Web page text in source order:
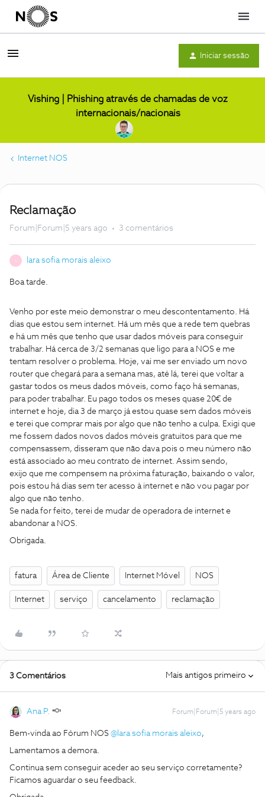
Menu
Iniciar sessão
Vishing | Phishing através de chamadas de voz
internacionais/nacionais
Internet NOS
Reclamação
Forum|Forum|5 years ago 3 comentários
lara sofia morais aleixo
Boa tarde.
Venho por este meio demonstrar o meu descontentamento. Há
dias que estou sem internet. Há um mês que a rede tem quebras
e há um mês que tenho que usar dados móveis para conseguir
trabalhar. Há cerca de 3/2 semanas que ligo para a NOS e me
tentam resolver o problema. Hoje, vai me ser enviado um novo
router que chegará para a semana mas, até lá, terei que voltar a
gastar todos os meus dados móveis, como faço há semanas,
para poder trabalhar. Eu pago todos os meses quase 20€ de
internet e hoje, dia 3 de março já estou quase sem dados móveis
e terei que comprar mais por algo que não tenho a culpa. Exigi que
me fossem dados novos dados móveis gratuitos para que me
compensassem, disseram que não dava pois o meu número não
está associado ao meu contrato de internet. Assim sendo,
exijo que me compensem na próxima faturação, baixando o valor,
pois estou há dias sem ter acesso à internet e não vou pagar por
algo que não tenho.
Se nada for feito, terei de mudar de operadora de internet e
abandonar a NOS.
Obrigada.
fatura Área de Cliente Internet Móvel NOS
Internet serviço cancelamento reclamação
3 Comentários Mais antigos primeiro
Ana P. Forum|Forum|5 years ago
Bem-vinda ao Fórum NOS @lara sofia morais aleixo,
Lamentamos a demora.
Continua sem conseguir aceder ao seu serviço corretamente?
Ficamos aguardar o seu feedback.